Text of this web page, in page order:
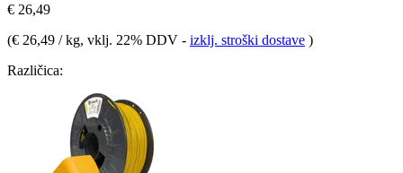
€ 26,49
(€ 26,49 / kg, vklj. 22% DDV - izklj. stroški dostave )
Različica: